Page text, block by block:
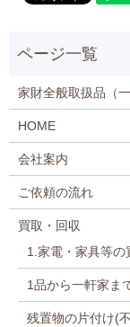
家財全般取扱品（一
HOME
会社案内
ご依頼の流れ
買取・回収
1.家電・家具等の
1品から一軒家ま
残置物の片付け(